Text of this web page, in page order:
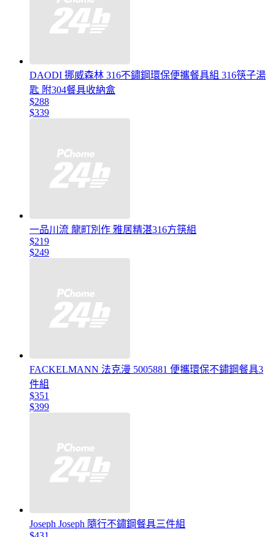
DAODI 挪威森林 316不鏽鋼環保便攜餐具組 316筷子湯
匙 附304餐具收納盒
$288
$339
一品川流 龍町別作 雅居精湛316方筷組
$219
$249
FACKELMANN 法克漫 5005881 便攜環保不鏽鋼餐具3
件組
$351
$399
Joseph Joseph 隨行不鏽鋼餐具三件組